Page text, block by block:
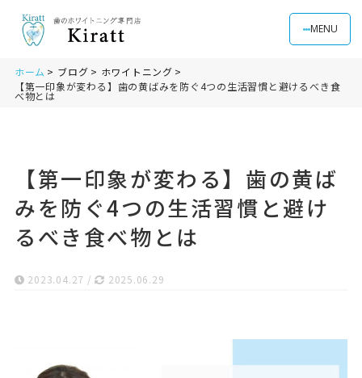
MENU
ホーム ブログ
ホワイトニング
【第一印象が変わる】歯の黄ばみを防ぐ4つの生活習慣と避けるべき食
べ物とは
【第一印象が変わる】歯の黄ば
みを防ぐ4つの生活習慣と避け
るべき食べ物とは
2023.04.27 / 2025.06.29